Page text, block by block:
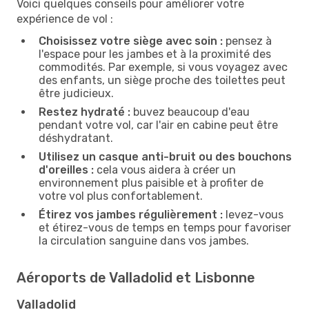
Voici quelques conseils pour améliorer votre
expérience de vol :
Choisissez votre siège avec soin : pensez à
l'espace pour les jambes et à la proximité des
commodités. Par exemple, si vous voyagez avec
des enfants, un siège proche des toilettes peut
être judicieux.
Restez hydraté : buvez beaucoup d'eau
pendant votre vol, car l'air en cabine peut être
déshydratant.
Utilisez un casque anti-bruit ou des bouchons
d'oreilles : cela vous aidera à créer un
environnement plus paisible et à profiter de
votre vol plus confortablement.
Étirez vos jambes régulièrement : levez-vous
et étirez-vous de temps en temps pour favoriser
la circulation sanguine dans vos jambes.
Aéroports de Valladolid et Lisbonne
Valladolid